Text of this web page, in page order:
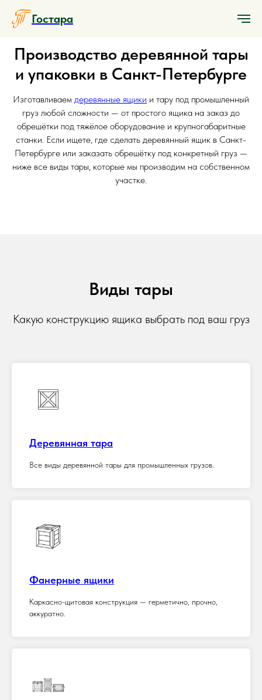
Гостара
Производство деревянной тары
и упаковки в Санкт-Петербурге
Изготавливаем деревянные ящики и тару под промышленный
груз любой сложности — от простого ящика на заказ до
обрешётки под тяжёлое оборудование и крупногабаритные
станки. Если ищете, где сделать деревянный ящик в Санкт-
Петербурге или заказать обрешётку под конкретный груз —
ниже все виды тары, которые мы производим на собственном
участке.
Виды тары
Какую конструкцию ящика выбрать под ваш груз
Деревянная тара
Все виды деревянной тары для промышленных грузов.
Фанерные ящики
Каркасно-щитовая конструкция — герметично, прочно,
аккуратно.